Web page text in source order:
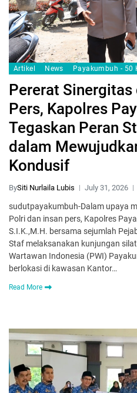
Artikel News Payakumbuh - 50
Pererat Sinergitas
Pers, Kapolres
Tegaskan Peran
dalam
Kondusif
BySiti Nurlaila Lubis July 31, 2026
sudutpayakumbuh-Dalam upaya
Polri dan insan pers, Kapolres
S.I.K.,M.H. bersama sejumlah
Staf melaksanakan kunjungan
Wartawan Indonesia (PWI)
berlokasi di kawasan Kantor…
Read More